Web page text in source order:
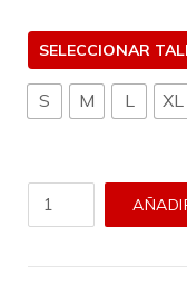
S M L XL
Short
Boxing